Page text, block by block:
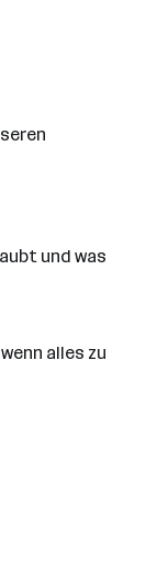
und was
alles zu